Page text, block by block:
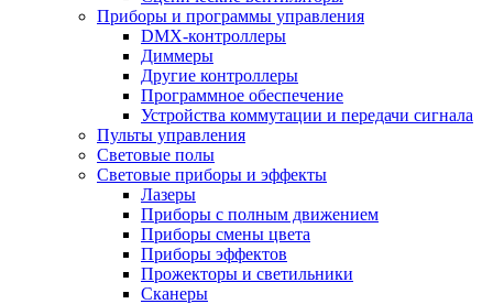
Приборы и программы управления
DMX-контроллеры
Диммеры
Другие контроллеры
Программное обеспечение
Устройства коммутации и передачи сигнала
Пульты управления
Световые полы
Световые приборы и эффекты
Лазеры
Приборы с полным движением
Приборы смены цвета
Приборы эффектов
Прожекторы и светильники
Сканеры